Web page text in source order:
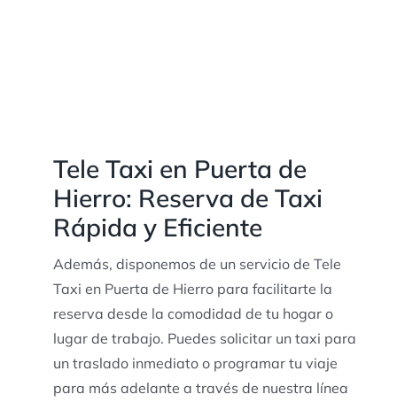
Tele Taxi en Puerta de
Hierro: Reserva de Taxi
Rápida y Eficiente
Además, disponemos de un servicio de Tele
Taxi en Puerta de Hierro para facilitarte la
reserva desde la comodidad de tu hogar o
lugar de trabajo. Puedes solicitar un taxi para
un traslado inmediato o programar tu viaje
para más adelante a través de nuestra línea